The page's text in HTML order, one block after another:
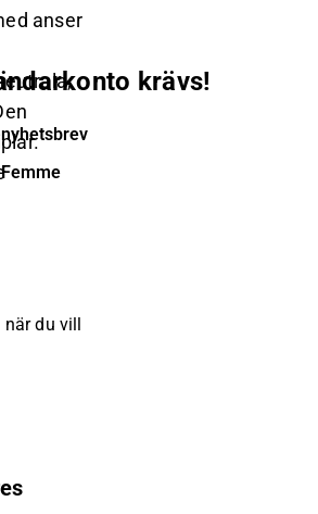
anser
krävs!
när du vill